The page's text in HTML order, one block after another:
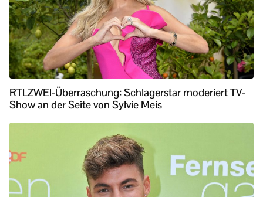
RTLZWEI-Überraschung: Schlagerstar moderiert TV-
Show an der Seite von Sylvie Meis